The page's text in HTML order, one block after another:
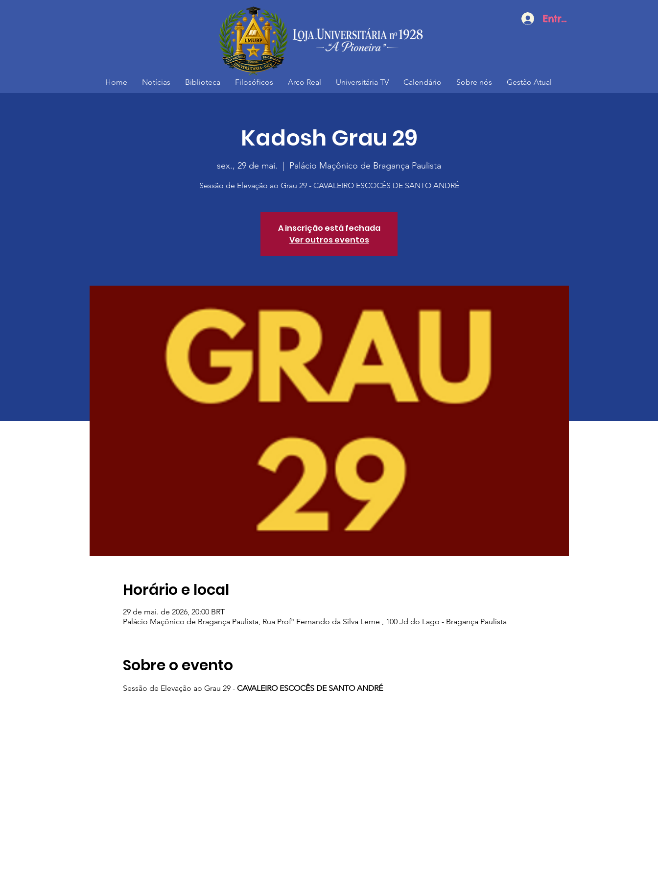
Home Notícias Biblioteca Filosóficos Arco Real Universitária TV Calendário Sobre nós Gestão Atual
Entrar
Kadosh Grau 29
sex., 29 de mai. Palácio Maçônico de Bragança Paulista
Sessão de Elevação ao Grau 29 - CAVALEIRO ESCOCÊS DE SANTO ANDRÉ
A inscrição está fechada
Ver outros eventos
Horário e local
29 de mai. de 2026, 20:00 BRT
Palácio Maçônico de Bragança Paulista, Rua Profº Fernando da Silva Leme , 100 Jd do Lago - Bragança Paulista
Sobre o evento
Sessão de Elevação ao Grau 29 - CAVALEIRO ESCOCÊS DE SANTO ANDRÉ